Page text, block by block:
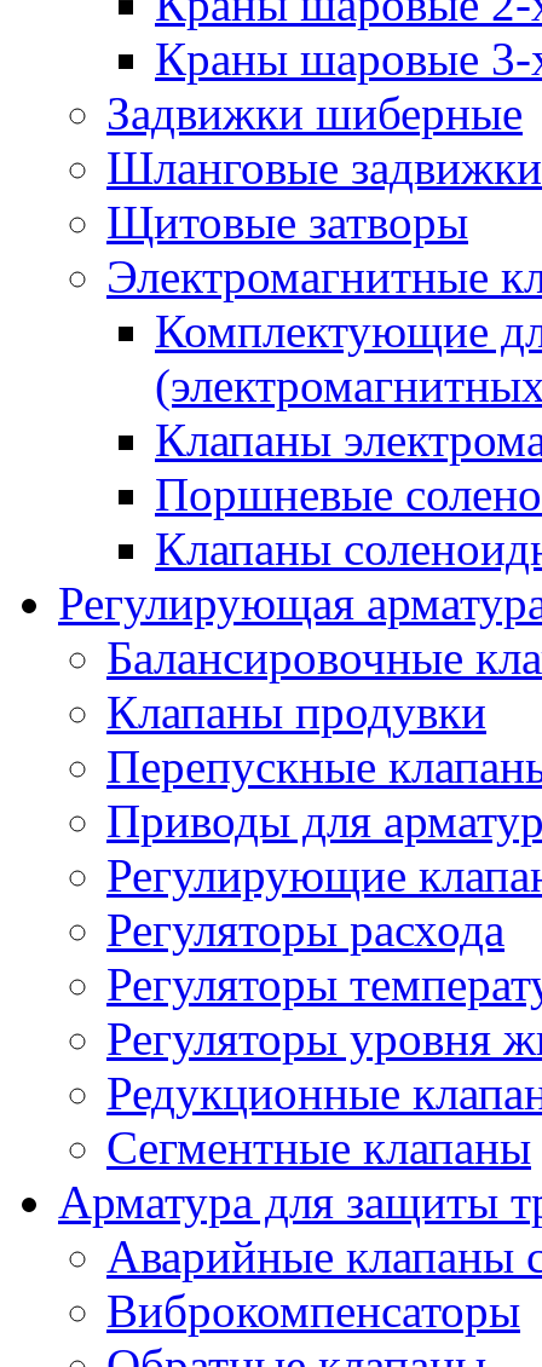
Краны шаровые 3-
Задвижки шиберные
Шланговые задвижки
Щитовые затворы
Электромагнитные
Комплектующие
Клапаны
Поршневые
Клапаны
Регулирующая
Балансировочные
Клапаны продувки
Перепускные
Приводы для
Регулирующие
Регуляторы расхода
Регуляторы
Регуляторы уровня
Редукционные
Сегментные клапаны
Арматура для защиты
Аварийные клапаны
Виброкомпенсаторы